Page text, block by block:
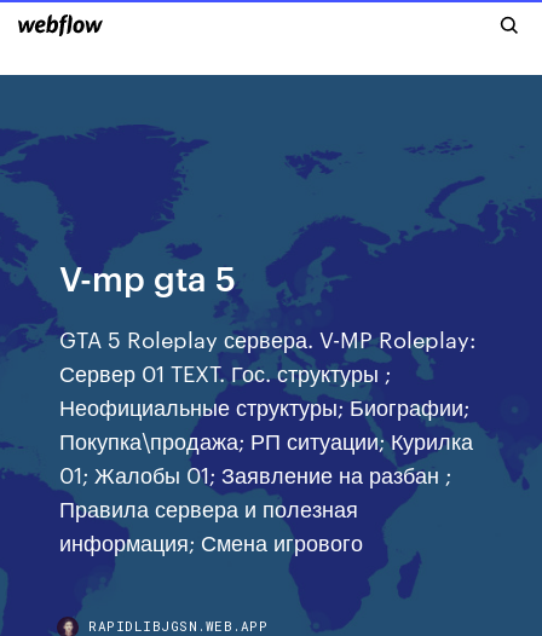
V-mp gta 5
GTA 5 Roleplay сервера. V-MP Roleplay:
Сервер 01 TEXT. Гос. структуры ;
Неофициальные структуры; Биографии;
Покупка\продажа; РП ситуации; Курилка
01; Жалобы 01; Заявление на разбан ;
Правила сервера и полезная
информация; Смена игрового
RAPIDLIBJGSN.WEB.APP